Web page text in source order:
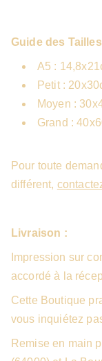
Guide des
A5 :
Petit :
Moyen :
Grand :
Pour toute
différent,
Livraison :
Impression sur
accordé à la
Cette Boutique
vous inquiétez
Remise en main